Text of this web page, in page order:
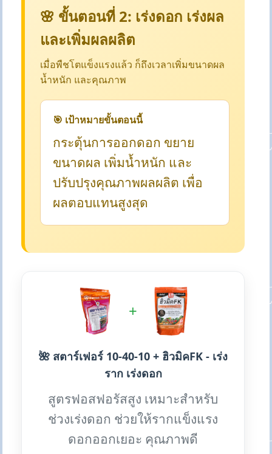
🌸 ขั้นตอนที่ 2: เร่งดอก เร่งผล
และเพิ่มผลผลิต
เมื่อพืชโตแข็งแรงแล้ว ก็ถึงเวลาเพิ่มขนาดผล
น้ำหนัก และคุณภาพ
🎯 เป้าหมายขั้นตอนนี้
กระตุ้นการออกดอก ขยาย
ขนาดผล เพิ่มน้ำหนัก และ
ปรับปรุงคุณภาพผลผลิต เพื่อ
ผลตอบแทนสูงสุด
+
🌺 สตาร์เฟอร์ 10-40-10 + ฮิวมิคFK - เร่ง
ราก เร่งดอก
สูตรฟอสฟอรัสสูง เหมาะสำหรับ
ช่วงเร่งดอก ช่วยให้รากแข็งแรง
ดอกออกเยอะ คุณภาพดี